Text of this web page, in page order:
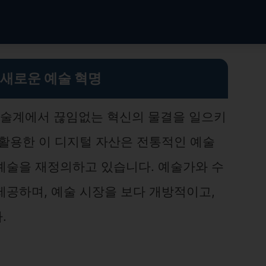
로운 예술 혁명
계에서 끊임없는 혁신의 물결을 일으키
용한 이 디지털 자산은 전통적인 예술
을 재정의하고 있습니다. 예술가와 수
하며, 예술 시장을 보다 개방적이고,